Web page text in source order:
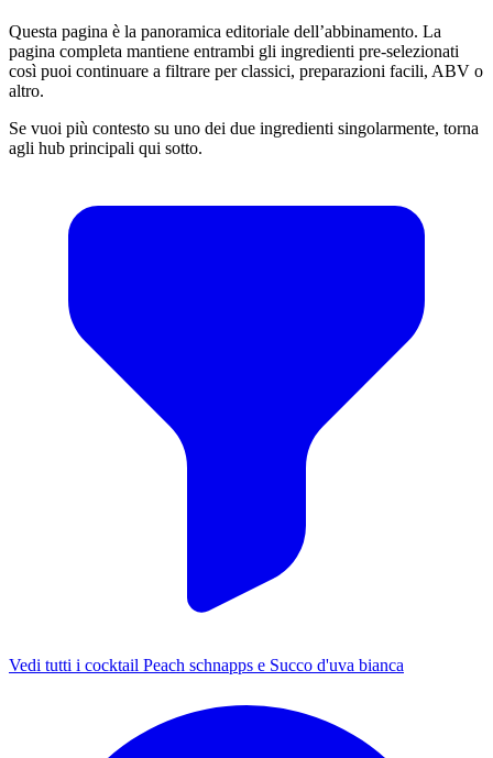
Questa pagina è la panoramica editoriale dell’abbinamento. La
pagina completa mantiene entrambi gli ingredienti pre-selezionati
così puoi continuare a filtrare per classici, preparazioni facili, ABV o
altro.
Se vuoi più contesto su uno dei due ingredienti singolarmente, torna
agli hub principali qui sotto.
Vedi tutti i cocktail Peach schnapps e Succo d'uva bianca